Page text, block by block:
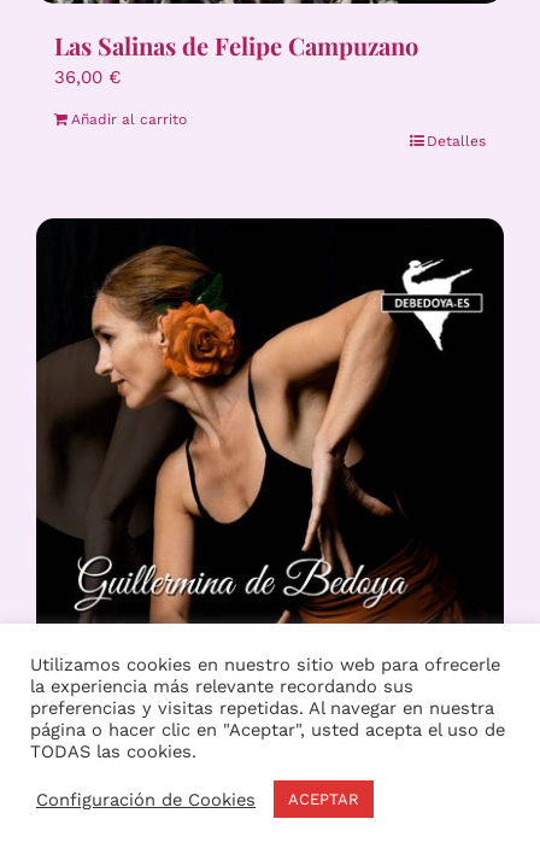
Las Salinas de Felipe Campuzano
36,00 €
Añadir al carrito
Detalles
Utilizamos cookies en nuestro sitio web para ofrecerle
la experiencia más relevante recordando sus
preferencias y visitas repetidas. Al navegar en nuestra
página o hacer clic en "Aceptar", usted acepta el uso de
TODAS las cookies.
Configuración de Cookies ACEPTAR